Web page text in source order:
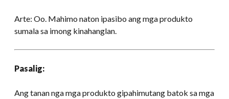
Arte: Oo. Mahimo naton ipasibo ang mga produkto
sumala sa imong kinahanglan.
Pasalig:
Ang tanan nga mga produkto gipahimutang batok sa mga